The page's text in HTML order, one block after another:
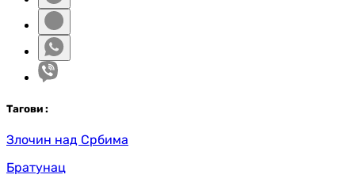
Тагови :
Злочин над Србима
Братунац